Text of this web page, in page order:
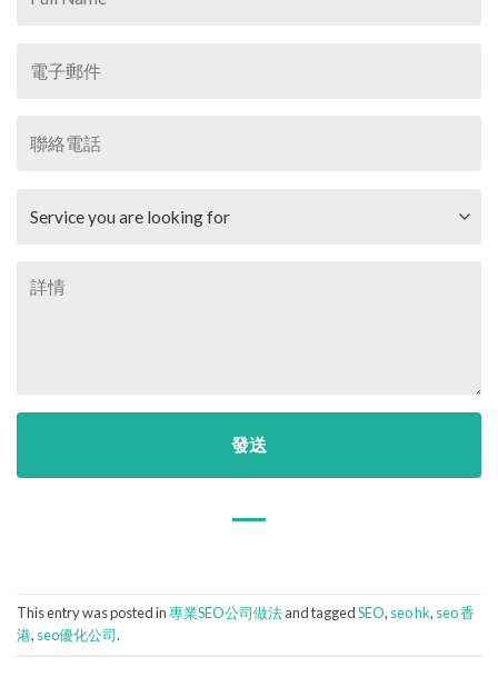
This entry was posted in專業SEO公司做法and taggedSEO, seo hk, seo 香
港, seo優化公司.